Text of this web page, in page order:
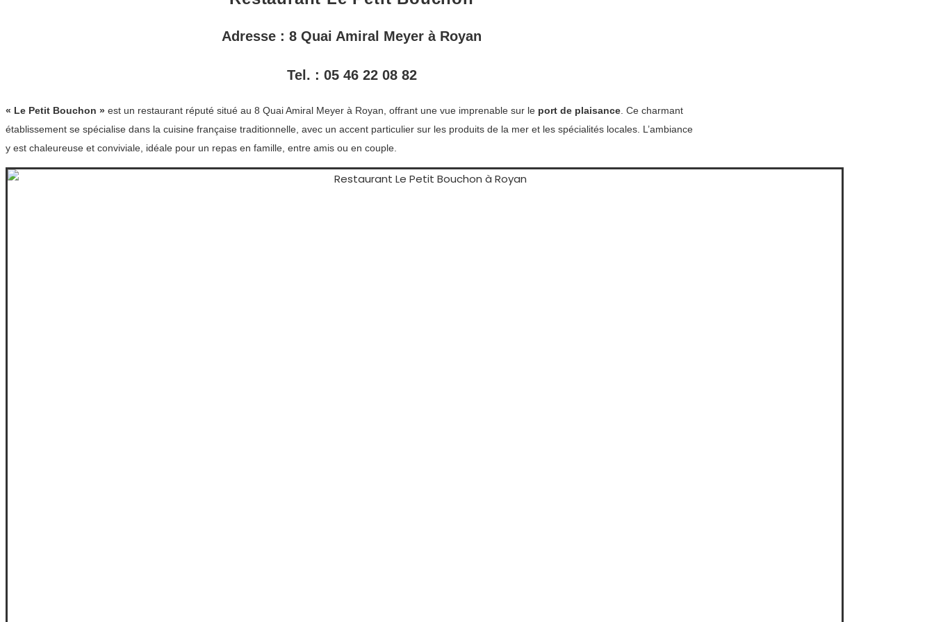
Adresse : 8 Quai Amiral Meyer à Royan
Tel. : 05 46 22 08 82
« Le Petit Bouchon » est un restaurant réputé situé au 8 Quai Amiral Meyer à Royan, offrant une vue imprenable sur le port de plaisance . Ce charmant
établissement se spécialise dans la cuisine française traditionnelle, avec un accent particulier sur les produits de la mer et les spécialités locales. L’ambiance
y est chaleureuse et conviviale, idéale pour un repas en famille, entre amis ou en couple.